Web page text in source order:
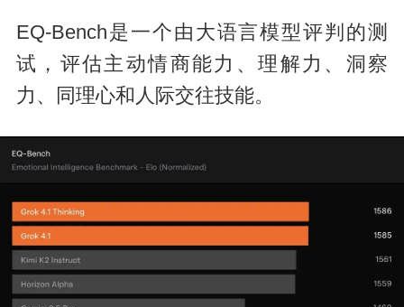
EQ-Bench是一个由大语言模型评判的测
试，评估主动情商能力、理解力、洞察
力、同理心和人际交往技能。